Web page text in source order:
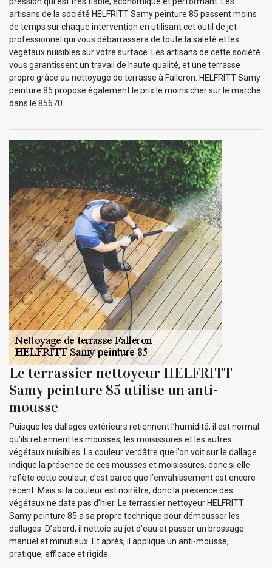
artisans de la société HELFRITT Samy peinture 85 passent moins
de temps sur chaque intervention en utilisant cet outil de jet
professionnel qui vous débarrassera de toute la saleté et les
végétaux nuisibles sur votre surface. Les artisans de cette société
vous garantissent un travail de haute qualité, et une terrasse
propre grâce au nettoyage de terrasse à Falleron. HELFRITT Samy
peinture 85 propose également le prix le moins cher sur le marché
dans le 85670.
Le terrassier nettoyeur HELFRITT
Samy peinture 85 utilise un anti-
mousse
Puisque les dallages extérieurs retiennent l’humidité, il est normal
qu’ils retiennent les mousses, les moisissures et les autres
végétaux nuisibles. La couleur verdâtre que l’on voit sur le dallage
indique la présence de ces mousses et moisissures, donc si elle
reflète cette couleur, c’est parce que l’envahissement est encore
récent. Mais si la couleur est noirâtre, donc la présence des
végétaux ne date pas d’hier. Le terrassier nettoyeur HELFRITT
Samy peinture 85 a sa propre technique pour démousser les
dallages. D’abord, il nettoie au jet d’eau et passer un brossage
manuel et minutieux. Et après, il applique un anti-mousse,
pratique, efficace et rigide.